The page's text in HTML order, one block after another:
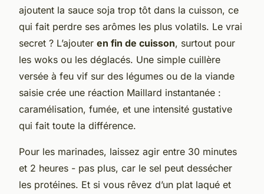
ajoutent la sauce soja trop tôt dans la cuisson, ce
qui fait perdre ses arômes les plus volatils. Le vrai
secret ? L’ajouter en fin de cuisson, surtout pour
les woks ou les déglacés. Une simple cuillère
versée à feu vif sur des légumes ou de la viande
saisie crée une réaction Maillard instantanée :
caramélisation, fumée, et une intensité gustative
qui fait toute la différence.
Pour les marinades, laissez agir entre 30 minutes
et 2 heures - pas plus, car le sel peut dessécher
les protéines. Et si vous rêvez d’un plat laqué et